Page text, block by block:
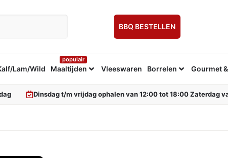
BBQ BESTELLEN
Lam/Wild Maaltijden
populair
Vleeswaren Borrelen Gourmet
Dinsdag t/m vrijdag ophalen van 12:00 tot 18:00 Zaterdag